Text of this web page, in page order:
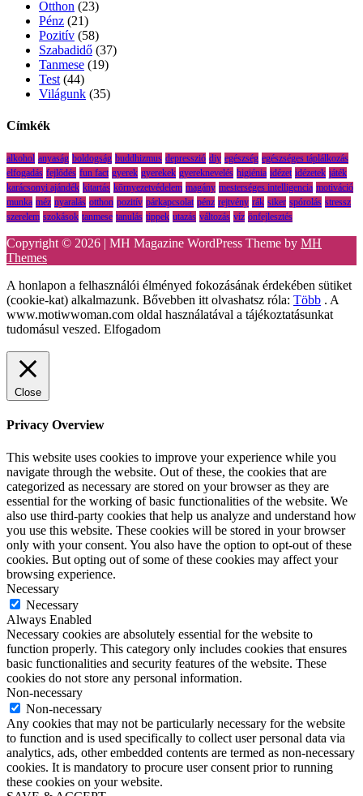
Otthon (23)
Pénz (21)
Pozitív (58)
Szabadidő (37)
Tanmese (19)
Test (44)
Világunk (35)
Címkék
alkohol anyaság boldogság buddhizmus depresszió diy egészség egészséges táplálkozás
elfogadás fejlődés fun fact gyerek gyerekek gyereknevelés higiénia idézet idézetek játék
karácsonyi ajándék kitartás környezetvédelem magány mesterséges intelligencia motiváció
munka méz nyaralás otthon pozitív párkapcsolat pénz rejtvény rák siker spórolás stressz
szerelem szokások tanmese tanulás tippek utazás változás víz önfejlesztés
Copyright © 2026 | MH Magazine WordPress Theme by MH
Themes
A honlapon a felhasználói élményed fokozásának érdekében sütiket
(cookie-kat) alkalmazunk. Bővebben itt olvashatsz róla: Több . A
www.motiwwoman.com oldal használatával a tájékoztatásunkat
tudomásul veszed. Elfogadom
Close
Privacy Overview
This website uses cookies to improve your experience while you
navigate through the website. Out of these, the cookies that are
categorized as necessary are stored on your browser as they are
essential for the working of basic functionalities of the website. We
also use third-party cookies that help us analyze and understand how
you use this website. These cookies will be stored in your browser
only with your consent. You also have the option to opt-out of these
cookies. But opting out of some of these cookies may affect your
browsing experience.
Necessary
Necessary
Always Enabled
Necessary cookies are absolutely essential for the website to
function properly. This category only includes cookies that ensures
basic functionalities and security features of the website. These
cookies do not store any personal information.
Non-necessary
Non-necessary
Any cookies that may not be particularly necessary for the website
to function and is used specifically to collect user personal data via
analytics, ads, other embedded contents are termed as non-necessary
cookies. It is mandatory to procure user consent prior to running
these cookies on your website.